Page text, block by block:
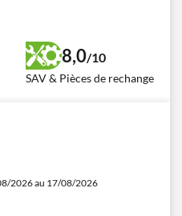
8,0/10
SAV & Pièces de rechange
2026 au 17/08/2026